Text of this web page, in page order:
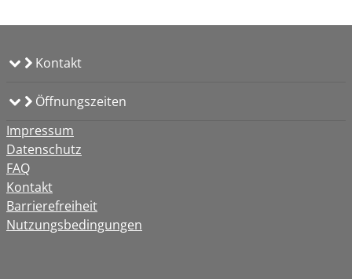
Kontakt
Öffnungszeiten
Impressum
Datenschutz
FAQ
Kontakt
Barrierefreiheit
Nutzungsbedingungen